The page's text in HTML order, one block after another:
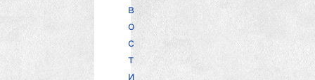
в
о
с
т
и